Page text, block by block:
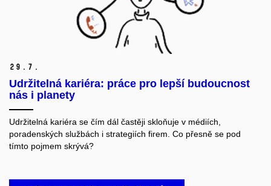
29. 7.
Udržitelná kariéra: práce pro lepší budoucnost
nás i planety
Udržitelná kariéra se čím dál častěji skloňuje v médiích,
poradenských službách i strategiích firem. Co přesně se pod
tímto pojmem skrývá?